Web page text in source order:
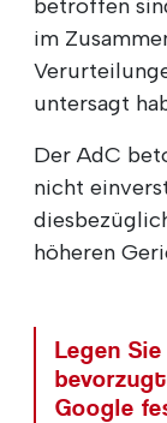
betroffen
im
untersagt
Der AdC
nicht
höheren
Legen
Google